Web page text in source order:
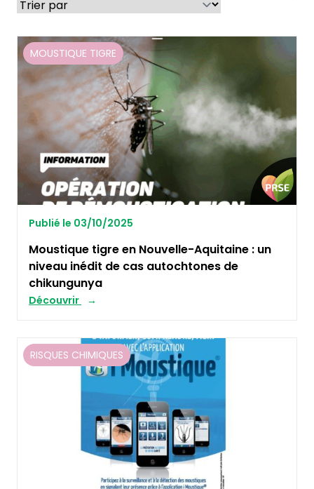
MOUSTIQUE TIGRE
Publié le 03/10/2025
Moustique tigre en Nouvelle-Aquitaine : un
niveau inédit de cas autochtones de
chikungunya
Découvrir
RISQUES CHIMIQUES